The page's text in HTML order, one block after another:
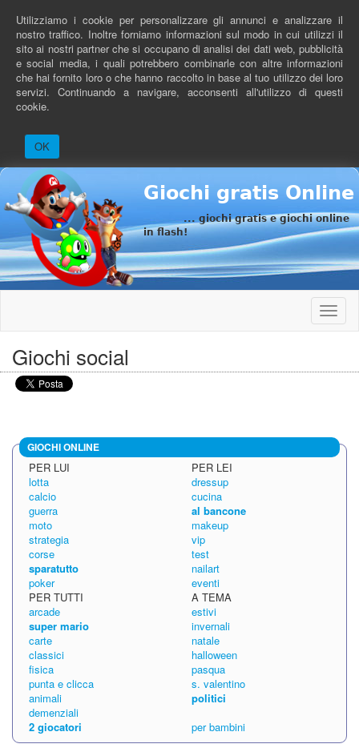
contenuto
principale
Utilizziamo i cookie per personalizzare gli annunci e analizzare il
nostro traffico. Inoltre forniamo informazioni sul modo in cui utilizzi il
sito ai nostri partner che si occupano di analisi dei dati web, pubblicità
e social media, i quali potrebbero combinarle con altre informazioni
che hai fornito loro o che hanno raccolto in base al tuo utilizzo dei loro
servizi. Continuando a navigare, acconsenti all'utilizzo di questi
cookie.
OK
Giochi gratis Online
... giochi gratis e giochi online
in flash!
Toggle
Giochi social
GIOCHI ONLINE
PER LUI
lotta
calcio
guerra
moto
strategia
corse
sparatutto
poker
PER LEI
dressup
cucina
al bancone
makeup
vip
test
nailart
eventi
PER TUTTI
arcade
super mario
carte
classici
fisica
punta e clicca
animali
demenziali
2 giocatori
A TEMA
estivi
invernali
natale
halloween
pasqua
s. valentino
politici
per bambini